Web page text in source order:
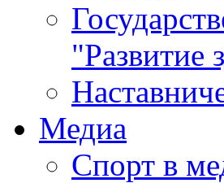
"Развитие
Медиа
Спорт в